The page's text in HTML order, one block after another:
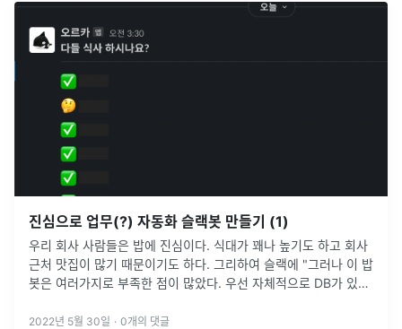
진심으로 업무(?) 자동화 슬랙봇 만들기 (1)
우리 회사 사람들은 밥에 진심이다. 식대가 꽤나 높기도 하고 회사
근처 맛집이 많기 때문이기도 하다. 그리하여 슬랙에 "그러나 이 밥
봇은 여러가지로 부족한 점이 많았다. 우선 자체적으로 DB가 있는
었다.하 ...
2022년 5월 30일 · 0개의 댓글